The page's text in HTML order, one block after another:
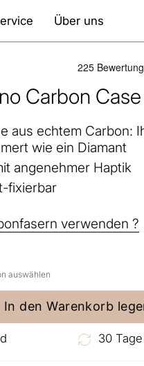
Über uns
Carbon
aus echtem Carbon:
wie ein Diamant
angenehmer Haptik
fixierbar
verwenden ?
auswählen
In den Warenkorb
30